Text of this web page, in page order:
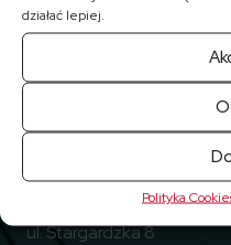
działać lepiej.
Polityka
ELEKTROTIM S.A.
ul. Stargardzka 8